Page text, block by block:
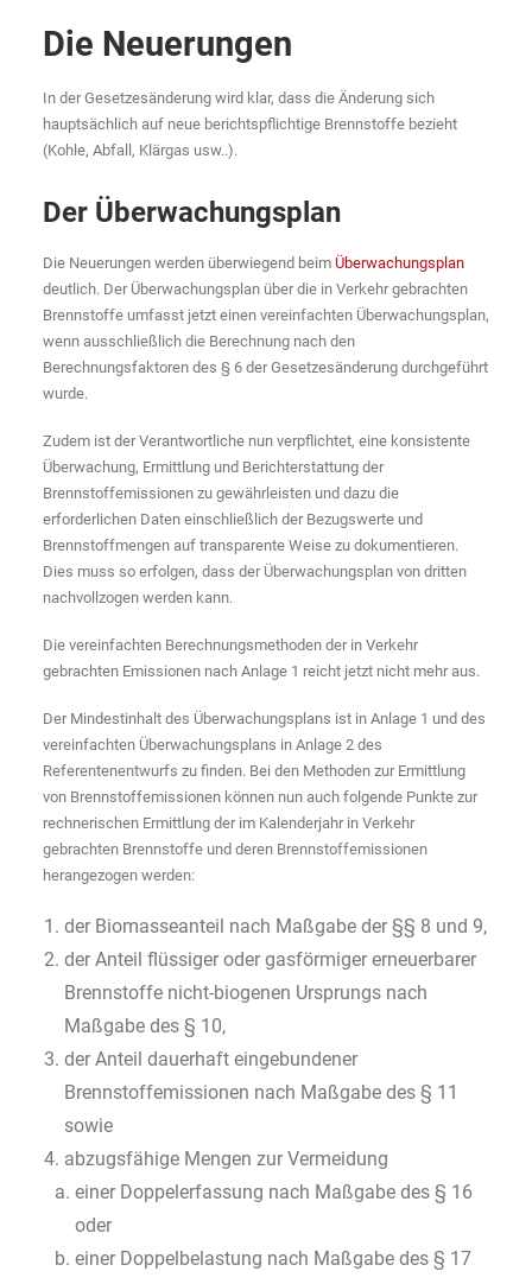
Die Neuerungen
In der Gesetzesänderung wird klar, dass die Änderung sich
hauptsächlich auf neue berichtspflichtige Brennstoffe bezieht
(Kohle, Abfall, Klärgas usw..).
Der Überwachungsplan
Die Neuerungen werden überwiegend beim Überwachungsplan
deutlich. Der Überwachungsplan über die in Verkehr gebrachten
Brennstoffe umfasst jetzt einen vereinfachten Überwachungsplan,
wenn ausschließlich die Berechnung nach den
Berechnungsfaktoren des § 6 der Gesetzesänderung durchgeführt
wurde.
Zudem ist der Verantwortliche nun verpflichtet, eine konsistente
Überwachung, Ermittlung und Berichterstattung der
Brennstoffemissionen zu gewährleisten und dazu die
erforderlichen Daten einschließlich der Bezugswerte und
Brennstoffmengen auf transparente Weise zu dokumentieren.
Dies muss so erfolgen, dass der Überwachungsplan von dritten
nachvollzogen werden kann.
Die vereinfachten Berechnungsmethoden der in Verkehr
gebrachten Emissionen nach Anlage 1 reicht jetzt nicht mehr aus.
Der Mindestinhalt des Überwachungsplans ist in Anlage 1 und des
vereinfachten Überwachungsplans in Anlage 2 des
Referentenentwurfs zu finden. Bei den Methoden zur Ermittlung
von Brennstoffemissionen können nun auch folgende Punkte zur
rechnerischen Ermittlung der im Kalenderjahr in Verkehr
gebrachten Brennstoffe und deren Brennstoffemissionen
herangezogen werden:
der Biomasseanteil nach Maßgabe der §§ 8 und 9,
der Anteil flüssiger oder gasförmiger erneuerbarer
Brennstoffe nicht-biogenen Ursprungs nach
Maßgabe des § 10,
der Anteil dauerhaft eingebundener
Brennstoffemissionen nach Maßgabe des § 11
sowie
abzugsfähige Mengen zur Vermeidung
einer Doppelerfassung nach Maßgabe des § 16
oder
einer Doppelbelastung nach Maßgabe des § 17